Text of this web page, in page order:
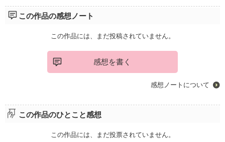
この作品の感想ノート
この作品には、まだ投稿されていません。
感想を書く
感想ノートについて
この作品のひとこと感想
この作品には、まだ投票されていません。